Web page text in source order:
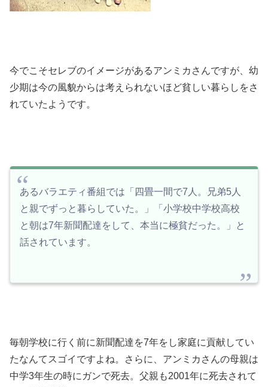
今でこそセレブのイメージがあるアンミカさんですが、幼
少期は今の風貌からは考えられないほど貧しい暮らしをさ
れていたようです。
あるバラエティ番組では「四畳一間で7人。兄弟5人
と親でずっと暮らしていた。」「小学校中学校高校
と朝は7年新聞配達をして、本当に極貧だった。」と
話されています。
毎朝学校に行く前に新聞配達を7年をし家庭に貢献してい
たなんてスゴイですよね。さらに、アンミカさんの母親は
中学3年生の時にガンで死去。父親も2001年に死去されて